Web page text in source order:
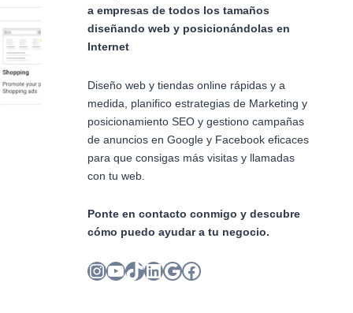
a empresas de todos los tamaños
diseñando web y posicionándolas en
Internet
Diseño web y tiendas online rápidas y a
medida, planifico estrategias de Marketing y
posicionamiento SEO y gestiono campañas
de anuncios en Google y Facebook eficaces
para que consigas más visitas y llamadas
con tu web.
Ponte en contacto conmigo y descubre
cómo puedo ayudar a tu negocio.
Instagram
YouTube
TikTok
LinkedIn
Google
Facebook